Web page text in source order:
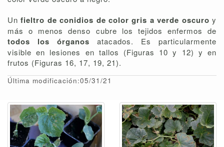
Unfieltro de conidios de color gris a verde oscuroy
más o menos denso cubre los tejidos enfermos de
todos los órganos atacados. Es particularmente
visible en lesiones en tallos (Figuras 10 y 12) y en
frutos (Figuras 16, 17, 19, 21).
Última modificación:05/31/21